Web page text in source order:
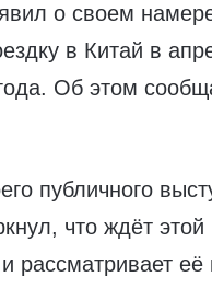
о своем
в Китай в
Об этом
публичного
что ждёт этой
рассматривает её